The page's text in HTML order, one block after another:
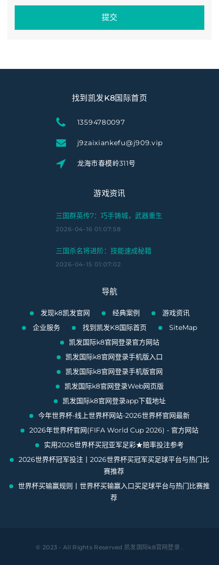
提交
找到凯发K8国际首页
13594780097
j9zaixiankefu@j909.vip
龙海市春模岭311号
游戏资讯
三国群英传7：巧手铸城，武器重生
2026-04-16 01:07:58
三国杀名将进阶：技能速成秘籍
2026-04-15 01:07:02
导航
发现k8凯发官网 经典案例
游戏资讯
企业服务
找到凯发K8国际首页
SiteMap
凯发国际k8官网登录官方网站
凯发国际k8官网登录手机版入口
凯发国际k8官网登录手机版官网
凯发国际k8官网登录Web网页版
凯发国际k8官网登录app下载地址
今年世界杯-线上世界杯网站-2026世界杯官网最新
2026年世界杯官网(FIFA World Cup 2026) - 官方网站
实用2026世界杯买冠亚军足彩★赔率投注参考
2026世界杯冠军投注丨2026世界杯买冠军买足球平台与热门比
赛推荐
世界杯买输赢规则丨世界杯买输赢入口买足球平台与热门比赛推
荐
© 2023 - All Rights Reserved 凯发国际k8官网登录 .